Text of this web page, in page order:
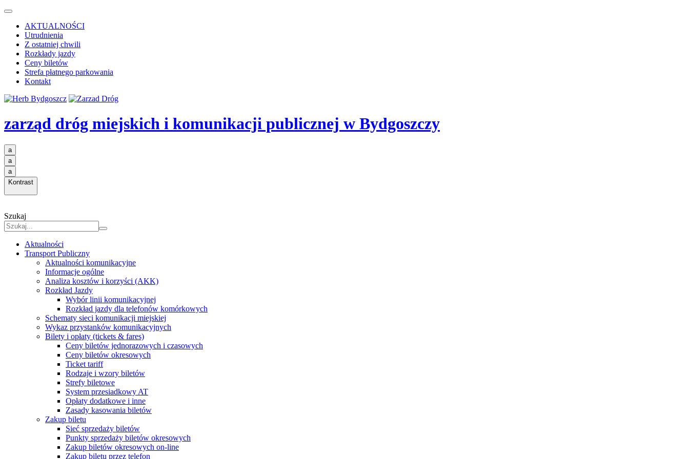
AKTUALNOŚCI
Utrudnienia
Z ostatniej chwili
Rozkłady jazdy
Ceny biletów
Strefa płatnego parkowania
Kontakt
zarząd dróg miejskich i komunikacji publicznej w Bydgoszczy
a
a
a
Kontrast
Szukaj
Aktualności
Transport Publiczny
Aktualności komunikacyjne
Informacje ogólne
Analiza kosztów i korzyści (AKK)
Rozkład Jazdy
Wybór linii komunikacyjnej
Rozkład jazdy dla telefonów komórkowych
Schematy sieci komunikacji miejskiej
Wykaz przystanków komunikacyjnych
Bilety i opłaty (tickets & fares)
Ceny biletów jednorazowych i czasowych
Ceny biletów okresowych
Ticket tariff
Rodzaje i wzory biletów
Strefy biletowe
System przesiadkowy AT
Opłaty dodatkowe i inne
Zasady kasowania biletów
Zakup biletu
Sieć sprzedaży biletów
Punkty sprzedaży biletów okresowych
Zakup biletów okresowych on-line
Zakup biletu przez telefon